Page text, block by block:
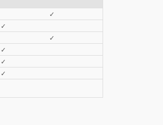
✓
✓
✓
✓
✓
✓